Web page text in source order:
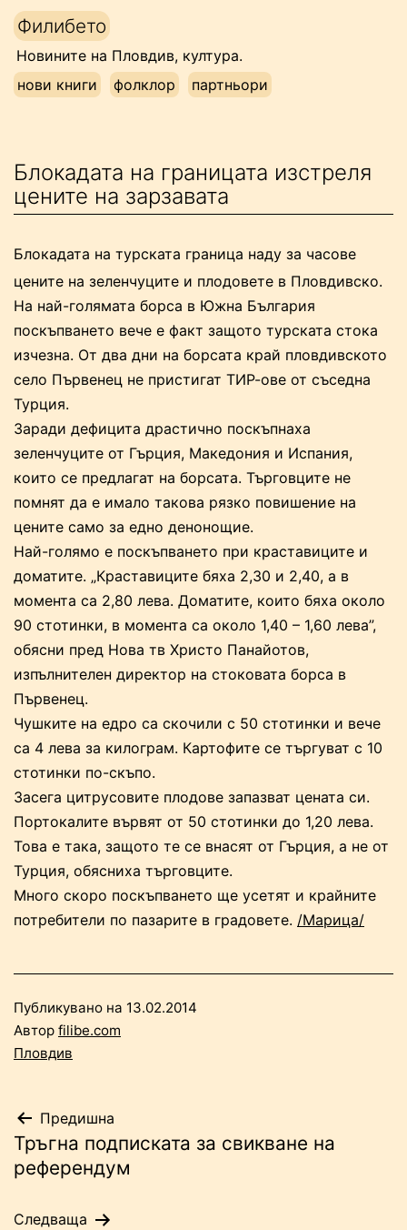
Напред
към
съдържанието
Филибето
Новините на Пловдив, култура.
нови книги
фолклор партньори
Блокадата на границата изстреля
цените на зарзавата
Блокадата на турската граница наду за часове
цените на зеленчуците и плодовете в Пловдивско.
На най-голямата борса в Южна България
поскъпването вече е факт защото турската стока
изчезна. От два дни на борсата край пловдивското
село Първенец не пристигат ТИР-ове от съседна
Турция.
Заради дефицита драстично поскъпнаха
зеленчуците от Гърция, Македония и Испания,
които се предлагат на борсата. Търговците не
помнят да е имало такова рязко повишение на
цените само за едно денонощие.
Най-голямо е поскъпването при краставиците и
доматите. „Краставиците бяха 2,30 и 2,40, а в
момента са 2,80 лева. Доматите, които бяха около
90 стотинки, в момента са около 1,40 – 1,60 лева”,
обясни пред Нова тв Христо Панайотов,
изпълнителен директор на стоковата борса в
Първенец.
Чушките на едро са скочили с 50 стотинки и вече
са 4 лева за килограм. Картофите се търгуват с 10
стотинки по-скъпо.
Засега цитрусовите плодове запазват цената си.
Портокалите вървят от 50 стотинки до 1,20 лева.
Това е така, защото те се внасят от Гърция, а не от
Турция, обясниха търговците.
Много скоро поскъпването ще усетят и крайните
потребители по пазарите в градовете. /Марица/
Публикувано на 13.02.2014
Автор filibe.com
Пловдив
Навигация
Предишна
Тръгна подписката за свикване на
референдум
Следваща